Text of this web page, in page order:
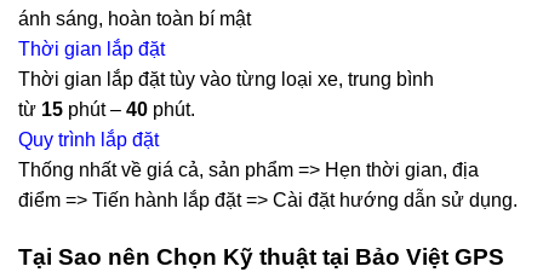
ánh sáng, hoàn toàn bí mật
Thời gian lắp đặt
Thời gian lắp đặt tùy vào từng loại xe, trung bình
từ 15 phút – 40 phút.
Quy trình lắp đặt
Thống nhất về giá cả, sản phẩm => Hẹn thời gian, địa
điểm => Tiến hành lắp đặt => Cài đặt hướng dẫn sử dụng.
Tại Sao nên Chọn Kỹ thuật tại Bảo Việt GPS